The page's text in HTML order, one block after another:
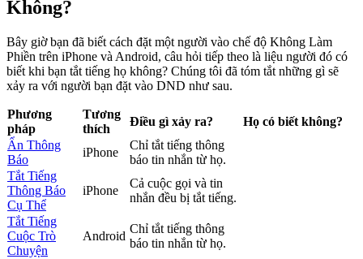
Không?
Bây giờ bạn đã biết cách đặt một người vào chế độ Không Làm
Phiền trên iPhone và Android, câu hỏi tiếp theo là liệu người đó có
biết khi bạn tắt tiếng họ không? Chúng tôi đã tóm tắt những gì sẽ
xảy ra với người bạn đặt vào DND như sau.
Phương
pháp
Tương
thích
Điều gì xảy ra?
Họ có biết không?
Ẩn Thông
Báo
iPhone
Chỉ tắt tiếng thông
báo tin nhắn từ họ.
Tắt Tiếng
Thông Báo
Cụ Thể
iPhone
Cả cuộc gọi và tin
nhắn đều bị tắt tiếng.
Tắt Tiếng
Cuộc Trò
Chuyện
Android
Chỉ tắt tiếng thông
báo tin nhắn từ họ.